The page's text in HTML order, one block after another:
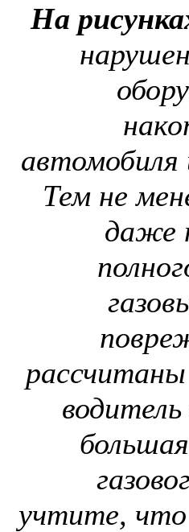
На
автомобиля
Тем не
даже
учтите, что